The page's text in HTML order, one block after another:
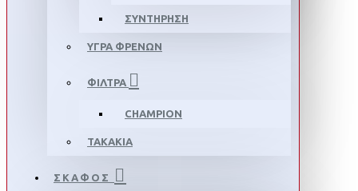
ΣΥΝΤΗΡΗΣΗ
ΥΓΡΑ ΦΡΕΝΩΝ
ΦΙΛΤΡΑ
CHAMPION
ΤΑΚΑΚΙΑ
ΣΚΑΦΟΣ